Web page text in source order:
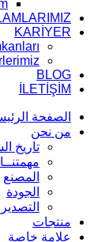
KARİYER
BLOG
İLETİŞİM
الصفحة
من نحن
تاريخ
المصنع
الجودة
التصدير
منتجات
علامة خاصة